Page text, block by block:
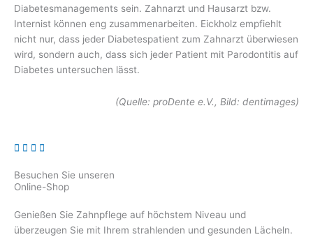
Diabetesmanagements sein. Zahnarzt und Hausarzt bzw.
Internist können eng zusammenarbeiten. Eickholz empfiehlt
nicht nur, dass jeder Diabetespatient zum Zahnarzt überwiesen
wird, sondern auch, dass sich jeder Patient mit Parodontitis auf
Diabetes untersuchen lässt.
(Quelle: proDente e.V., Bild: dentimages)
Besuchen Sie unseren
Online-Shop
Genießen Sie Zahnpflege auf höchstem Niveau und
überzeugen Sie mit Ihrem strahlenden und gesunden Lächeln.